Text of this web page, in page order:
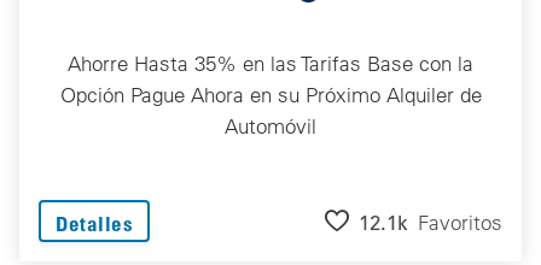
Ahorre Hasta 35% en las Tarifas Base con la
Opción Pague Ahora en su Próximo Alquiler de
Automóvil
Detalles 12.1k Favoritos